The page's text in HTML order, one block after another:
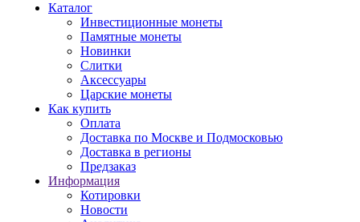
Каталог
Инвестиционные монеты
Памятные монеты
Новинки
Слитки
Аксессуары
Царские монеты
Как купить
Оплата
Доставка по Москве и Подмосковью
Доставка в регионы
Предзаказ
Информация
Котировки
Новости